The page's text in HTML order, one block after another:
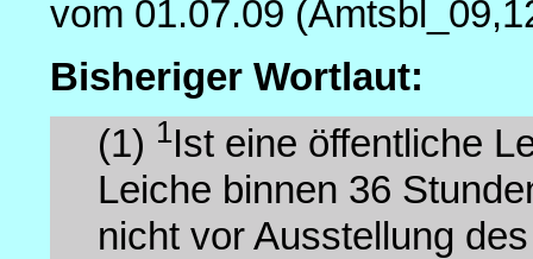
vom 01.07.09
Bisheriger Wortlaut:
(1) 1Ist eine öffentliche
Leiche binnen 36
nicht vor Ausstellung